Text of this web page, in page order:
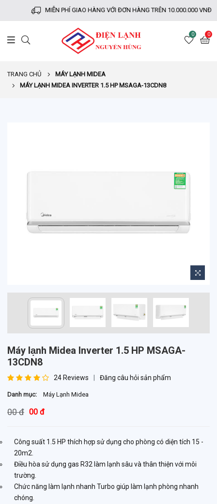
MIỄN PHÍ GIAO HÀNG VỚI ĐƠN HÀNG TRÊN 10.000.000 VNĐ
0 0
TRANG CHỦ
MÁY LẠNH MIDEA
MÁY LẠNH MIDEA INVERTER 1.5 HP MSAGA-13CDN8
Máy lạnh Midea Inverter 1.5 HP MSAGA-
13CDN8
24 Reviews Đăng câu hỏi sản phẩm
Danh mục: Máy Lạnh Midea
00 đ 00 đ
Công suất 1.5 HP thích hợp sử dụng cho phòng có diện tích 15 -
20m2.
Điều hòa sử dụng gas R32 làm lạnh sâu và thân thiện với môi
trường.
Chức năng làm lạnh nhanh Turbo giúp làm lạnh phòng nhanh
chóng.